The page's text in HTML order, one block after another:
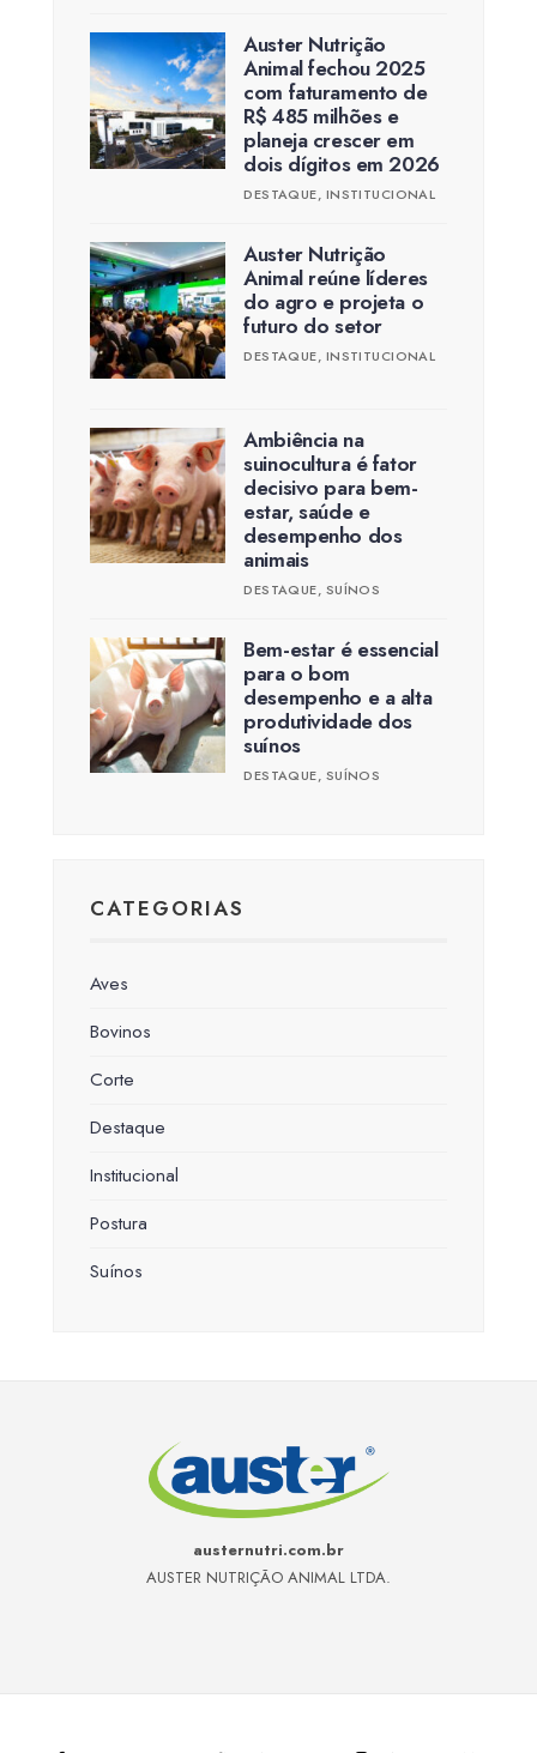
Auster Nutrição
Animal fechou 2025
com faturamento de
R$ 485 milhões e
planeja crescer em
dois dígitos em 2026
DESTAQUE, INSTITUCIONAL
Auster Nutrição
Animal reúne líderes
do agro e projeta o
futuro do setor
DESTAQUE, INSTITUCIONAL
Ambiência na
suinocultura é fator
decisivo para bem-
estar, saúde e
desempenho dos
animais
DESTAQUE, SUÍNOS
Bem-estar é essencial
para o bom
desempenho e a alta
produtividade dos
suínos
DESTAQUE, SUÍNOS
CATEGORIAS
Aves
Bovinos
Corte
Destaque
Institucional
Postura
Suínos
austernutri.com.br
AUSTER NUTRIÇÃO ANIMAL LTDA.